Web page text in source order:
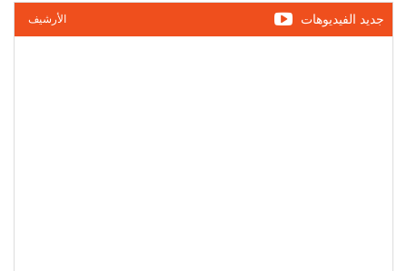
جديد الفيديوهات الأرشيف